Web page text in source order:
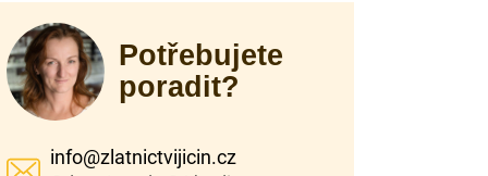
Potřebujete
poradit?
info@zlatnictvijicin.cz